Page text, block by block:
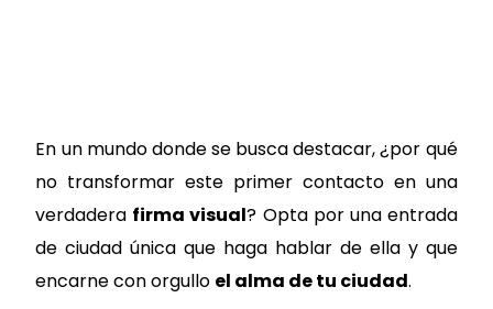
En un mundo donde se busca destacar, ¿por qué
no transformar este primer contacto en una
verdadera firma visual? Opta por una entrada
de ciudad única que haga hablar de ella y que
encarne con orgullo el alma de tu ciudad.